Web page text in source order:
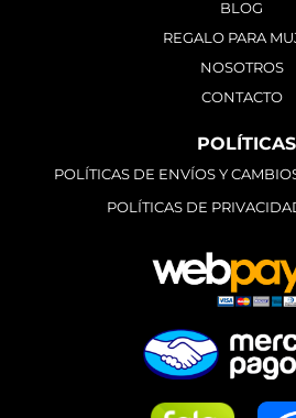
BLOG
REGALO PARA
NOSOTROS
CONTACTO
POLÍTICAS
POLÍTICAS DE ENVÍOS Y
POLÍTICAS DE